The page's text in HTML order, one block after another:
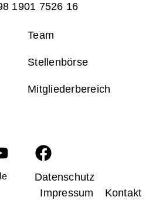
1901 7526 16
Team
Stellenbörse
Mitgliederbereich
Datenschutz
Impressum
Kontakt